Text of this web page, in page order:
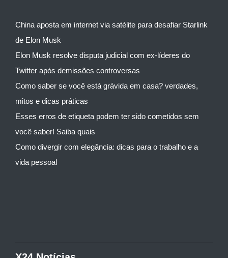
China aposta em internet via satélite para desafiar Starlink
de Elon Musk
Elon Musk resolve disputa judicial com ex-líderes do
Twitter após demissões controversas
Como saber se você está grávida em casa? verdades,
mitos e dicas práticas
Esses erros de etiqueta podem ter sido cometidos sem
você saber! Saiba quais
Como divergir com elegância: dicas para o trabalho e a
vida pessoal